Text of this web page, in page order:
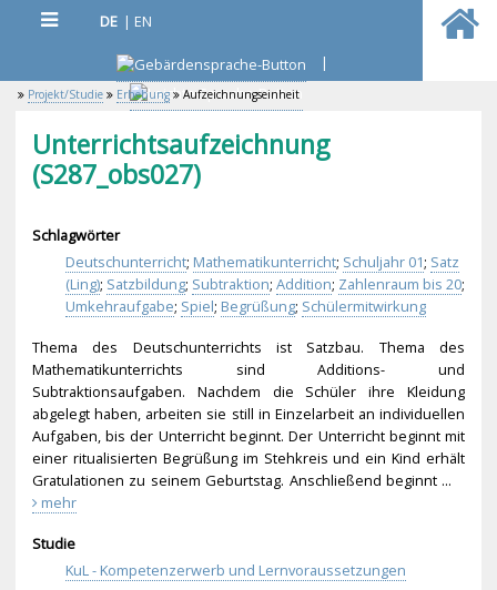
DE | EN
|
Projekt/Studie Erhebung Aufzeichnungseinheit
Unterrichtsaufzeichnung
(S287_obs027)
Schlagwörter
Deutschunterricht; Mathematikunterricht; Schuljahr 01; Satz
(Ling); Satzbildung; Subtraktion; Addition; Zahlenraum bis 20;
Umkehraufgabe; Spiel; Begrüßung; Schülermitwirkung
Thema des Deutschunterrichts ist Satzbau. Thema des
Mathematikunterrichts sind Additions- und
Subtraktionsaufgaben. Nachdem die Schüler ihre Kleidung
abgelegt haben, arbeiten sie still in Einzelarbeit an individuellen
Aufgaben, bis der Unterricht beginnt. Der Unterricht beginnt mit
einer ritualisierten Begrüßung im Stehkreis und ein Kind erhält
Gratulationen zu seinem Geburtstag. Anschließend beginnt ...
mehr
Studie
KuL - Kompetenzerwerb und Lernvoraussetzungen